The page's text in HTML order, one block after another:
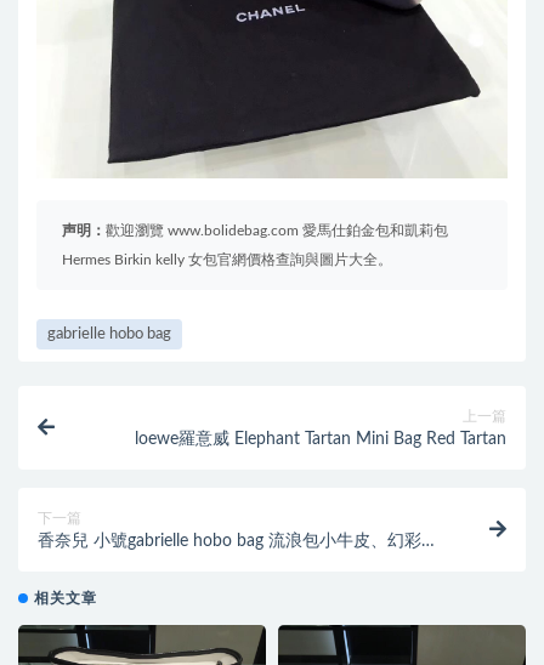
声明： 歡迎瀏覽 www.bolidebag.com 愛馬仕鉑金包和凱莉包
Hermes Birkin kelly 女包官網價格查詢與圖片大全。
gabrielle hobo bag
上一篇
loewe羅意威 Elephant Tartan Mini Bag Red Tartan
下一篇
香奈兒 小號gabrielle hobo bag 流浪包小牛皮、幻彩紫
相关文章